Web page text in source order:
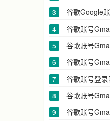
3
4
5
6
7
8
9